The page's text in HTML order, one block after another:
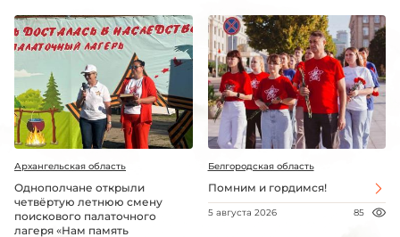
Архангельская область
Однополчане открыли
четвёртую летнюю смену
поискового палаточного
лагеря «Нам память
Белгородская область
Помним и гордимся!
5 августа 2026 85